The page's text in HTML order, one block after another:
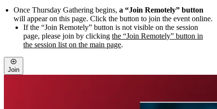
Once Thursday Gathering begins, a “Join Remotely” button
will appear on this page. Click the button to join the event online.
If the “Join Remotely” button is not visible on the session
page, please join by clicking the “Join Remotely” button in
the session list on the main page.
Join